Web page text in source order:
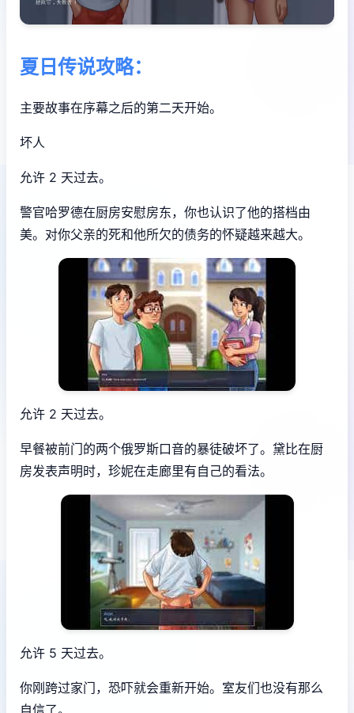
夏日传说攻略：
主要故事在序幕之后的第二天开始。
坏人
允许 2 天过去。
警官哈罗德在厨房安慰房东，你也认识了他的搭档由
美。对你父亲的死和他所欠的债务的怀疑越来越大。
允许 2 天过去。
早餐被前门的两个俄罗斯口音的暴徒破坏了。黛比在厨
房发表声明时，珍妮在走廊里有自己的看法。
允许 5 天过去。
你刚跨过家门，恐吓就会重新开始。室友们也没有那么
自信了。